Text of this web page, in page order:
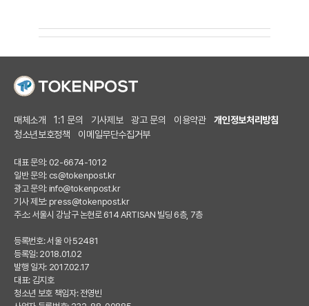
매체소개 1:1 문의 기사제보 광고 문의 이용약관
개인정보처리방침
청소년보호정책
이메일무단수집거부
대표 문의: 02-6674-1012
일반 문의: cs@tokenpost.kr
광고 문의: info@tokenpost.kr
기사 제보: press@tokenpost.kr
주소: 서울시 강남구 논현로 614 ARTISAN 빌딩 6층, 7층
등록번호: 서울 아 52481
등록일: 2018.01.02
발행 일자: 2017.02.17
대표: 김지호
청소년 보호 책임자: 전영빈